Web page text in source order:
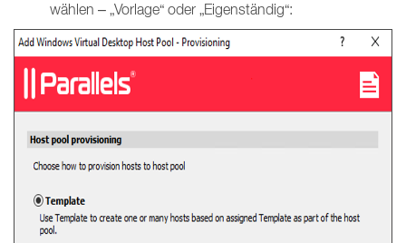
wählen – „Vorlage“ oder „Eigenständig“: